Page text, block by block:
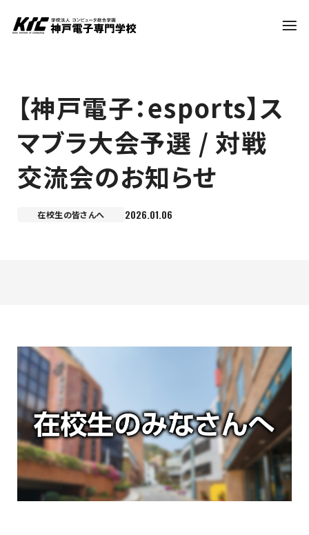
学科・コース
訪問者別
就職・資格
+プラスラボ
1日最大2つの学科説明＆体験授業
オープン
キャンパス
【神戸電子：esports】ス
マブラ大会予選 / 対戦
交流会のお知らせ
在校生の皆さんへ 2026.01.06